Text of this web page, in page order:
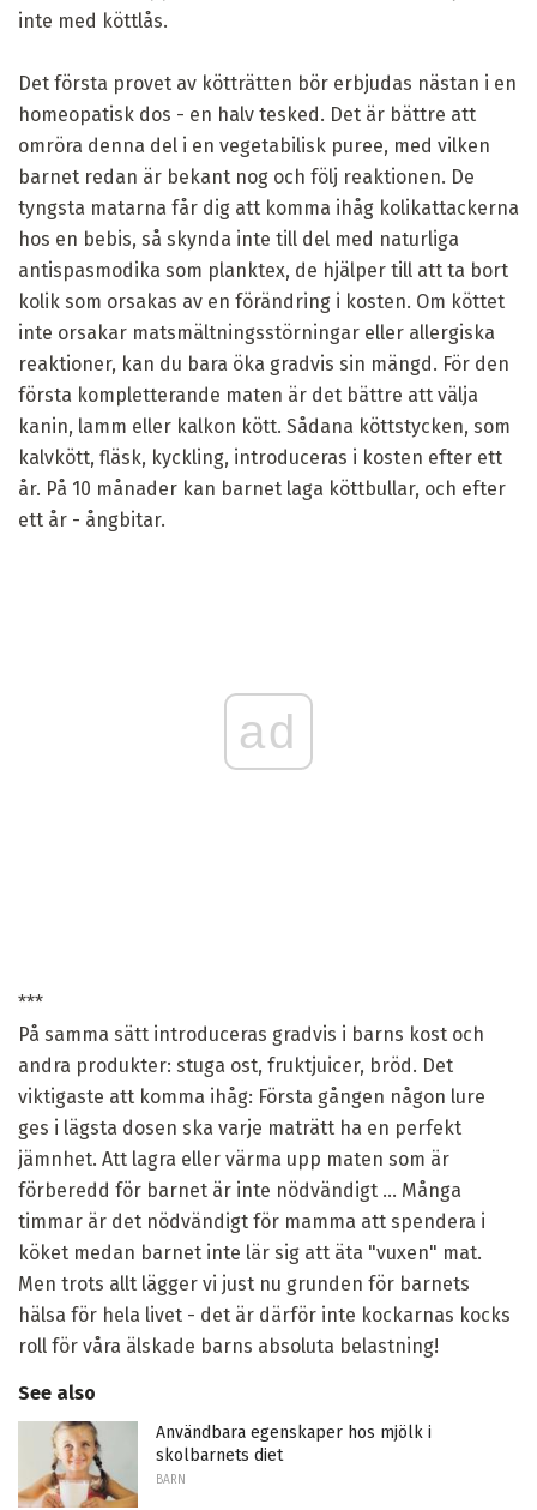
inte med köttlås.
Det första provet av kötträtten bör erbjudas nästan i en
homeopatisk dos - en halv tesked. Det är bättre att
omröra denna del i en vegetabilisk puree, med vilken
barnet redan är bekant nog och följ reaktionen. De
tyngsta matarna får dig att komma ihåg kolikattackerna
hos en bebis, så skynda inte till del med naturliga
antispasmodika som planktex, de hjälper till att ta bort
kolik som orsakas av en förändring i kosten. Om köttet
inte orsakar matsmältningsstörningar eller allergiska
reaktioner, kan du bara öka gradvis sin mängd. För den
första kompletterande maten är det bättre att välja
kanin, lamm eller kalkon kött. Sådana köttstycken, som
kalvkött, fläsk, kyckling, introduceras i kosten efter ett
år. På 10 månader kan barnet laga köttbullar, och efter
ett år - ångbitar.
ad
***
På samma sätt introduceras gradvis i barns kost och
andra produkter: stuga ost, fruktjuicer, bröd. Det
viktigaste att komma ihåg: Första gången någon lure
ges i lägsta dosen ska varje maträtt ha en perfekt
jämnhet. Att lagra eller värma upp maten som är
förberedd för barnet är inte nödvändigt ... Många
timmar är det nödvändigt för mamma att spendera i
köket medan barnet inte lär sig att äta "vuxen" mat.
Men trots allt lägger vi just nu grunden för barnets
hälsa för hela livet - det är därför inte kockarnas kocks
roll för våra älskade barns absoluta belastning!
See also
Användbara egenskaper hos mjölk i
skolbarnets diet
BARN